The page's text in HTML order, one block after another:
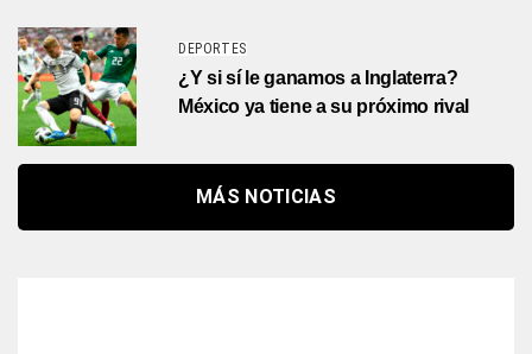
DEPORTES
¿Y si sí le ganamos a Inglaterra?
México ya tiene a su próximo rival
MÁS NOTICIAS